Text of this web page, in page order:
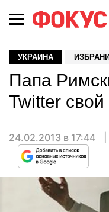
УКРАИНА
Папа
Twitter
24.02.2013 в 17:44